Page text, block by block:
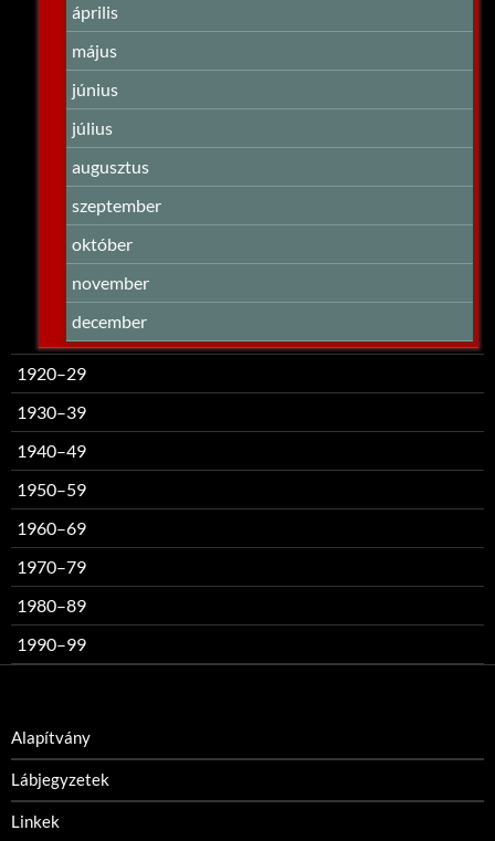
április
május
június
július
augusztus
szeptember
október
november
december
1920–29
1930–39
1940–49
1950–59
1960–69
1970–79
1980–89
1990–99
Alapítvány
Lábjegyzetek
Linkek